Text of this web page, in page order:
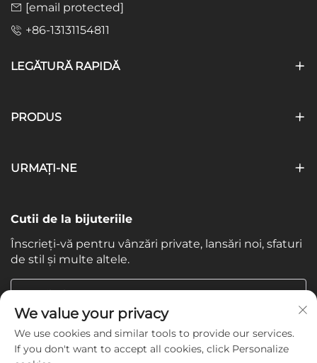
[email protected]
+86-13131154811
LEGĂTURĂ RAPIDĂ
PRODUS
URMAȚI-NE
Cutii de la bijuteriile
Înscrieți-vă pentru vânzări private, lansări noi, sfaturi
de stil și multe altele.
Email-ul tau
Subscribe
We value your privacy
We use cookies and similar tools to provide our services.
If you don't want to accept all cookies, click Personalize